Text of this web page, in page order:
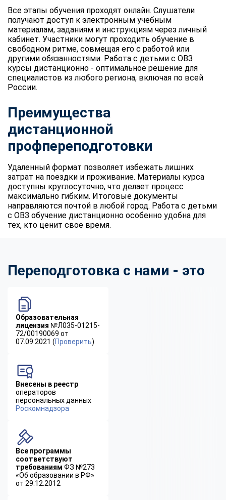
Все этапы обучения проходят онлайн. Слушатели
получают доступ к электронным учебным
материалам, заданиям и инструкциям через личный
кабинет. Участники могут проходить обучение в
свободном ритме, совмещая его с работой или
другими обязанностями. Работа с детьми с ОВЗ
курсы дистанционно - оптимальное решение для
специалистов из любого региона, включая по всей
России.
Преимущества
дистанционной
профпереподготовки
Удаленный формат позволяет избежать лишних
затрат на поездки и проживание. Материалы курса
доступны круглосуточно, что делает процесс
максимально гибким. Итоговые документы
направляются почтой в любой город. Работа с детьми
с ОВЗ обучение дистанционно особенно удобна для
тех, кто ценит свое время.
Переподготовка с нами - это
Образовательная
лицензия №Л035-01215-
72/00190069 от
07.09.2021 (Проверить)
Внесены в реестр
операторов
персональных данных
Роскомнадзора
Все программы
соответствуют
требованиям ФЗ №273
«Об образовании в РФ»
от 29.12.2012